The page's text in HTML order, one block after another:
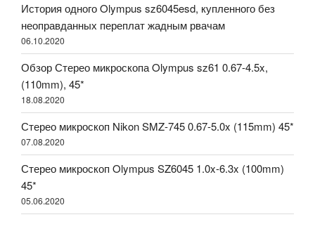
История одного Olympus sz6045esd, купленного без
неоправданных переплат жадным рвачам
06.10.2020
Обзор Стерео микроскопа Olympus sz61 0.67-4.5x,
(110mm), 45*
18.08.2020
Стерео микроскоп Nikon SMZ-745 0.67-5.0x (115mm) 45*
07.08.2020
Стерео микроскоп Olympus SZ6045 1.0x-6.3x (100mm)
45*
05.06.2020